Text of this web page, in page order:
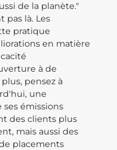
de la planète."
pas là. Les
pratique
en matière
à de
pensez à
une
émissions
des clients plus
mais aussi des
placements